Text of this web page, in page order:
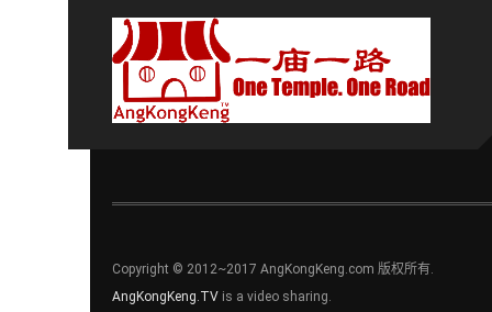
Copyright © 2012~2017 AngKongKeng.com 版权所有.
AngKongKeng.TV is a video sharing.